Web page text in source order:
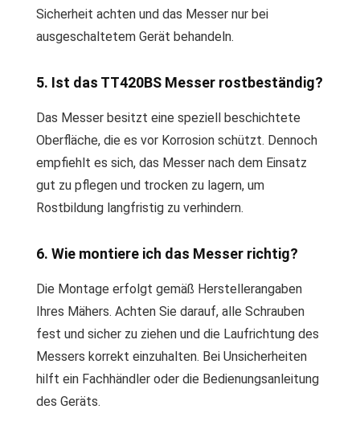
Sicherheit achten und das Messer nur bei
ausgeschaltetem Gerät behandeln.
5. Ist das TT420BS Messer rostbeständig?
Das Messer besitzt eine speziell beschichtete
Oberfläche, die es vor Korrosion schützt. Dennoch
empfiehlt es sich, das Messer nach dem Einsatz
gut zu pflegen und trocken zu lagern, um
Rostbildung langfristig zu verhindern.
6. Wie montiere ich das Messer richtig?
Die Montage erfolgt gemäß Herstellerangaben
Ihres Mähers. Achten Sie darauf, alle Schrauben
fest und sicher zu ziehen und die Laufrichtung des
Messers korrekt einzuhalten. Bei Unsicherheiten
hilft ein Fachhändler oder die Bedienungsanleitung
des Geräts.